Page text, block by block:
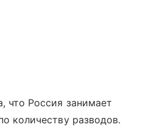
что Россия занимает
количеству разводов.